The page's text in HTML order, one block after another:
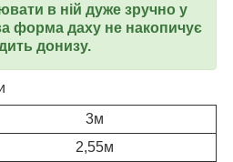
в ній дуже зручно у
форма даху не накопичує
донизу.
3м
2,55м